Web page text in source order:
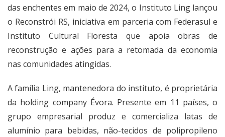
das enchentes em maio de 2024, o Instituto Ling lançou
o Reconstrói RS, iniciativa em parceria com Federasul e
Instituto Cultural Floresta que apoia obras de
reconstrução e ações para a retomada da economia
nas comunidades atingidas.
A família Ling, mantenedora do instituto, é proprietária
da holding company Évora. Presente em 11 países, o
grupo empresarial produz e comercializa latas de
alumínio para bebidas, não-tecidos de polipropileno